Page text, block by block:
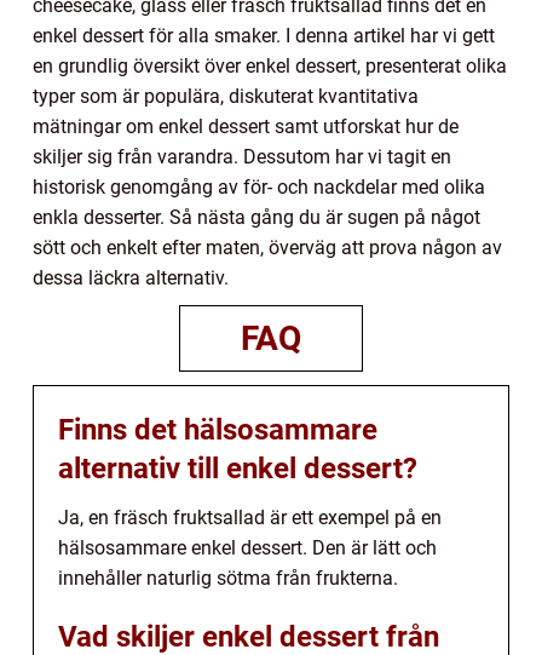
cheesecake, glass eller fräsch fruktsallad finns det en
enkel dessert för alla smaker. I denna artikel har vi gett
en grundlig översikt över enkel dessert, presenterat olika
typer som är populära, diskuterat kvantitativa
mätningar om enkel dessert samt utforskat hur de
skiljer sig från varandra. Dessutom har vi tagit en
historisk genomgång av för- och nackdelar med olika
enkla desserter. Så nästa gång du är sugen på något
sött och enkelt efter maten, överväg att prova någon av
dessa läckra alternativ.
FAQ
Finns det hälsosammare
alternativ till enkel dessert?
Ja, en fräsch fruktsallad är ett exempel på en
hälsosammare enkel dessert. Den är lätt och
innehåller naturlig sötma från frukterna.
Vad skiljer enkel dessert från